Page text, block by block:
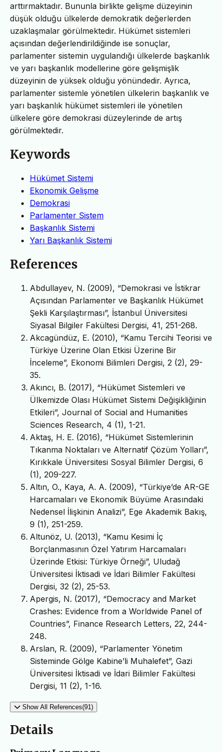
arttırmaktadır. Bununla birlikte gelişme düzeyinin
düşük olduğu ülkelerde demokratik değerlerden
uzaklaşmalar görülmektedir. Hükümet sistemleri
açısından değerlendirildiğinde ise sonuçlar,
parlamenter sistemin uygulandığı ülkelerde başkanlık
ve yarı başkanlık modellerine göre gelişmişlik
düzeyinin de yüksek olduğu yönündedir. Ayrıca,
parlamenter sistemle yönetilen ülkelerin başkanlık ve
yarı başkanlık hükümet sistemleri ile yönetilen
ülkelere göre demokrasi düzeylerinde de artış
görülmektedir.
Keywords
Hükümet Sistemi
Ekonomik Gelişme
Demokrasi
Parlamenter Sistem
Başkanlık Sistemi
Yarı Başkanlık Sistemi
References
Abdullayev, N. (2009), “Demokrasi ve İstikrar
Açısından Parlamenter ve Başkanlık Hükümet
Şekli Karşılaştırması”, İstanbul Üniversitesi
Siyasal Bilgiler Fakültesi Dergisi, 41, 251-268.
Akcagündüz, E. (2010), “Kamu Tercihi Teorisi ve
Türkiye Üzerine Olan Etkisi Üzerine Bir
İnceleme”, Ekonomi Bilimleri Dergisi, 2 (2), 29-
35.
Akıncı, B. (2017), “Hükümet Sistemleri ve
Ülkemizde Olası Hükümet Sistemi Değişikliğinin
Etkileri”, Journal of Social and Humanities
Sciences Research, 4 (1), 1-21.
Aktaş, H. E. (2016), “Hükümet Sistemlerinin
Tıkanma Noktaları ve Alternatif Çözüm Yolları”,
Kırıkkale Üniversitesi Sosyal Bilimler Dergisi, 6
(1), 209-227.
Altın, O., Kaya, A. A. (2009), “Türkiye’de AR-GE
Harcamaları ve Ekonomik Büyüme Arasındaki
Nedensel İlişkinin Analizi”, Ege Akademik Bakış,
9 (1), 251-259.
Altunöz, U. (2013), “Kamu Kesimi İç
Borçlanmasının Özel Yatırım Harcamaları
Üzerinde Etkisi: Türkiye Örneği”, Uludağ
Üniversitesi İktisadi ve İdari Bilimler Fakültesi
Dergisi, 32 (2), 25-53.
Apergis, N. (2017), “Democracy and Market
Crashes: Evidence from a Worldwide Panel of
Countries”, Finance Research Letters, 22, 244-
248.
Arslan, R. (2009), “Parlamenter Yönetim
Sisteminde Gölge Kabine’li Muhalefet”, Gazi
Üniversitesi İktisadi ve İdari Bilimler Fakültesi
Dergisi, 11 (2), 1-16.
Show All References(91)
Details